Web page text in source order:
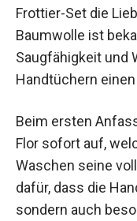
Frottier-Set die
Baumwolle ist
Saugfähigkeit und
Handtüchern
Beim ersten
Flor sofort auf,
Waschen seine
dafür, dass die
sondern auch